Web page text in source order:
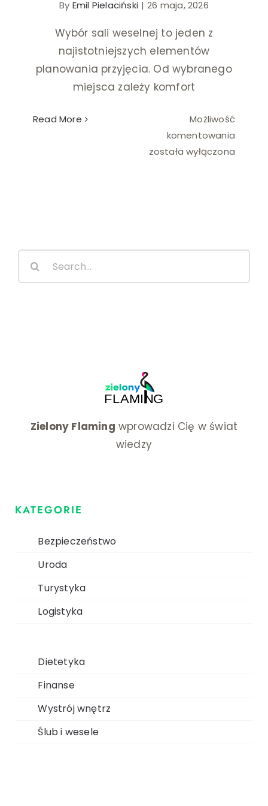
Wystrój wnętrz
By Emil Pielaciński | 26 maja, 2026
Wybór sali weselnej to jeden z
najistotniejszych elementów
planowania przyjęcia. Od wybranego
miejsca zależy komfort
Read More
Możliwość
komentowania
została wyłączona
Zielony Flaming wprowadzi Cię w świat
wiedzy
KATEGORIE
Bezpieczeństwo
Uroda
Turystyka
Logistyka
Dietetyka
Finanse
Wystrój wnętrz
Ślub i wesele